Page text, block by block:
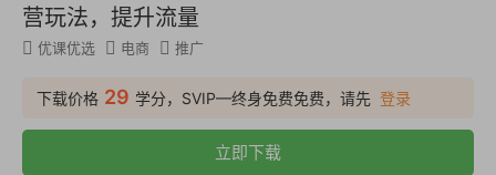
营玩法，提升流量
优课优选 电商 推广
下载价格 29 学分，SVIP—终身免费免费，请先 登录
立即下载